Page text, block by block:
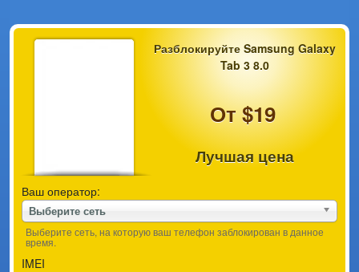
Разблокируйте Samsung Galaxy
Tab 3 8.0
От $19
Лучшая цена
Ваш оператор:
Выберите сеть
Выберите сеть, на которую ваш телефон заблокирован в данное
время.
IMEI